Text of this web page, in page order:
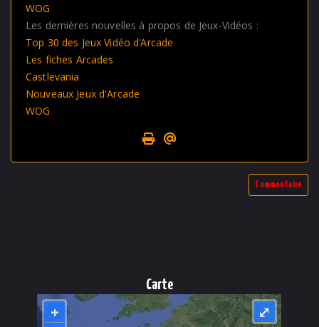
WOG
Les dernières nouvelles à propos de Jeux-Vidéos :
Top 30 des Jeux Vidéo d’Arcade
Les fiches Arcades
Castlevania
Nouveaux Jeux d'Arcade
WOG
Page spéciale pour impression
Commentaire
Carte
+
⤢